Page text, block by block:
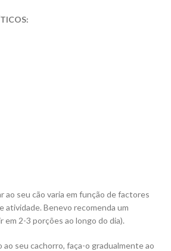
ao seu cão varia em função de factores
atividade. Benevo recomenda um
em 2-3 porções ao longo do dia).
seu cachorro, faça-o gradualmente ao